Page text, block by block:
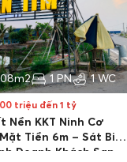
1 PN 1 WC
triệu đến 1 tỷ
Nền KKT Ninh Cơ
Tiền 6m – Sát Biển,
Doanh Khách Sạn